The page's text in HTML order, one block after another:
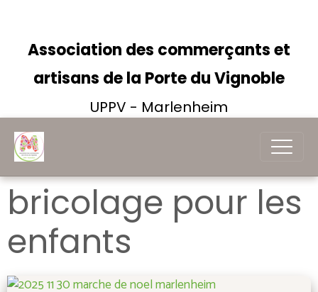
Association des commerçants et
artisans de la Porte du Vignoble
UPPV - Marlenheim
bricolage pour les
enfants